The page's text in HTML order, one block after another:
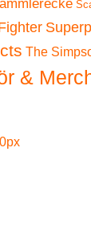
The
&